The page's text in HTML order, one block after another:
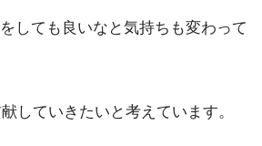
しても良いなと気持ちも変わって
していきたいと考えています。